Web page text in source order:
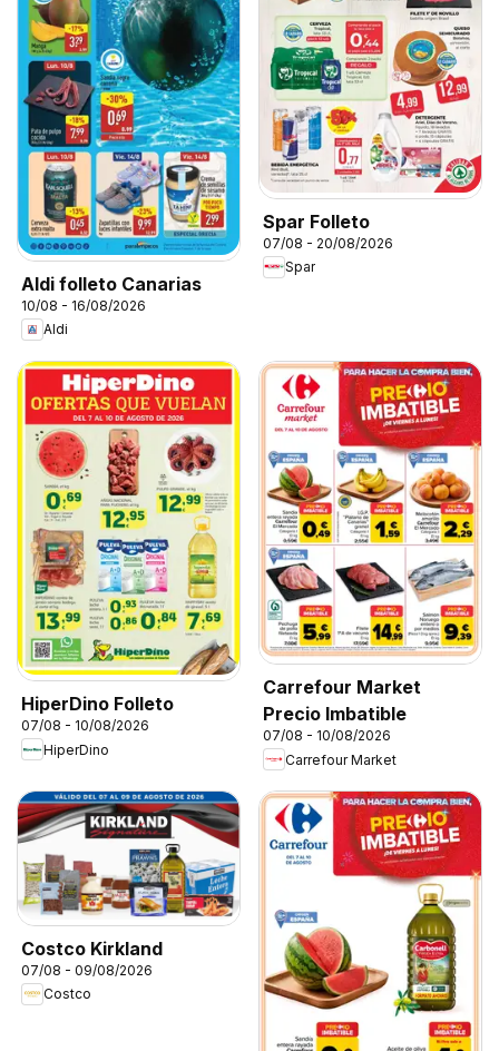
Aldi folleto Canarias
10/08 - 16/08/2026
Aldi
Spar Folleto
07/08 - 20/08/2026
Spar
HiperDino Folleto
07/08 - 10/08/2026
HiperDino
Carrefour Market
Precio Imbatible
07/08 - 10/08/2026
Carrefour Market
Costco Kirkland
07/08 - 09/08/2026
Costco